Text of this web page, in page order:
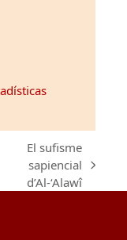
El sufisme
sapiencial
d’Al-‘Alawî